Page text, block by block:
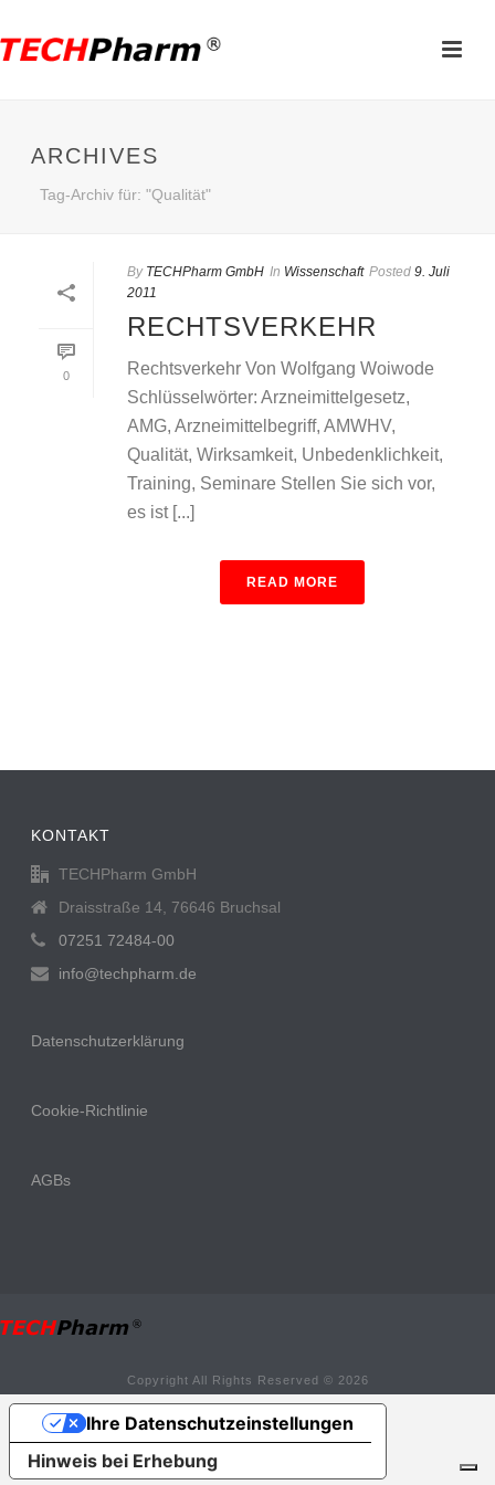
ARCHIVES
Tag-Archiv für: "Qualität"
0
By TECHPharm GmbH In Wissenschaft Posted 9. Juli
2011
RECHTSVERKEHR
Rechtsverkehr Von Wolfgang Woiwode
Schlüsselwörter: Arzneimittelgesetz,
AMG, Arzneimittelbegriff, AMWHV,
Qualität, Wirksamkeit, Unbedenklichkeit,
Training, Seminare Stellen Sie sich vor,
es ist [...]
READ MORE
KONTAKT
TECHPharm GmbH
Draisstraße 14, 76646 Bruchsal
07251 72484-00
info@techpharm.de
Datenschutzerklärung
Cookie-Richtlinie
AGBs
Copyright All Rights Reserved © 2026
Hinweis bei Erhebung
Ihre Datenschutzeinstellungen